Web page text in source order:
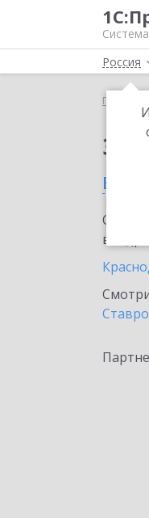
Россия
Главная
в